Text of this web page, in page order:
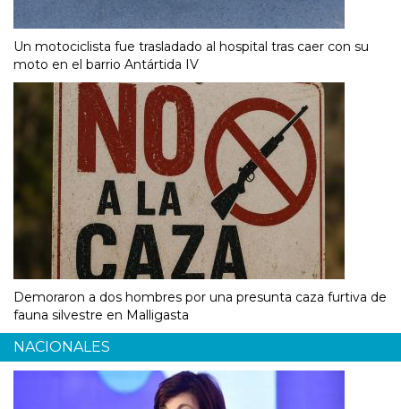
Un motociclista fue trasladado al hospital tras caer con su
moto en el barrio Antártida IV
Demoraron a dos hombres por una presunta caza furtiva de
fauna silvestre en Malligasta
NACIONALES